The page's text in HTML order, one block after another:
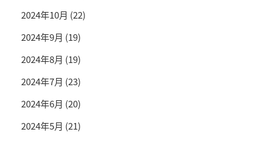
2024年10月 (22)
2024年9月 (19)
2024年8月 (19)
2024年7月 (23)
2024年6月 (20)
2024年5月 (21)